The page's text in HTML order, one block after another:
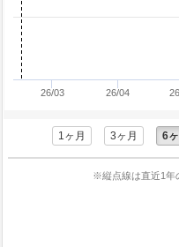
26/03 26/04
1ヶ月 3ヶ月 6
※縦点線は直近1年